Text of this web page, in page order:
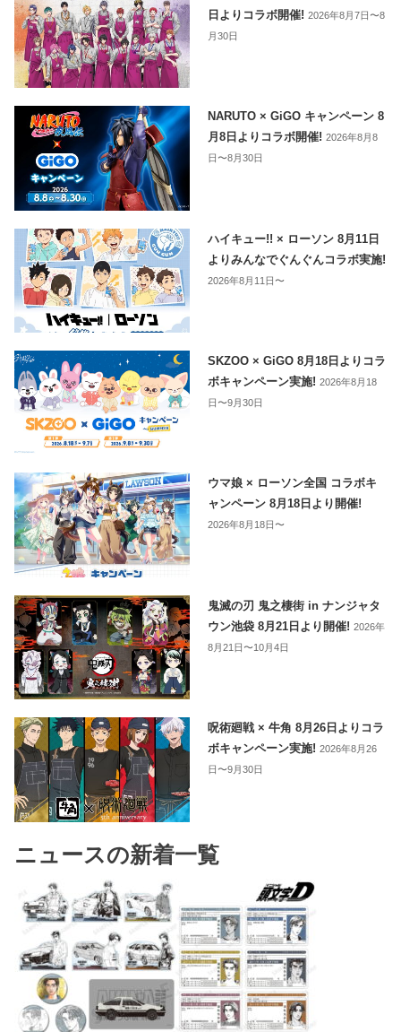
日よりコラボ開催!2026年8月7日〜8
月30日
NARUTO × GiGO キャンペーン 8
月8日よりコラボ開催!2026年8月8
日〜8月30日
ハイキュー!! × ローソン 8月11日
よりみんなでぐんぐんコラボ実施!
2026年8月11日〜
SKZOO × GiGO 8月18日よりコラ
ボキャンペーン実施!2026年8月18
日〜9月30日
ウマ娘 × ローソン全国 コラボキ
ャンペーン 8月18日より開催!
2026年8月18日〜
鬼滅の刃 鬼之棲街 in ナンジャタ
ウン池袋 8月21日より開催!2026年
8月21日〜10月4日
呪術廻戦 × 牛角 8月26日よりコラ
ボキャンペーン実施!2026年8月26
日〜9月30日
ニュースの新着一覧